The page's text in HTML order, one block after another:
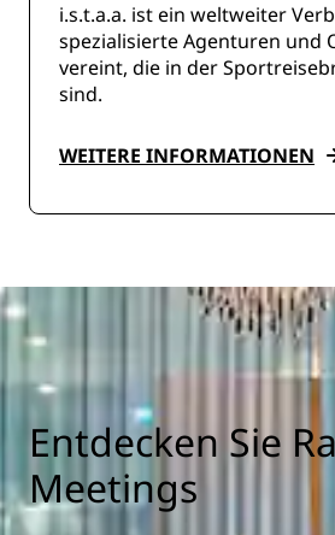
i.s.t.a.a. ist ein weltweiter
spezialisierte Agenturen und
vereint, die in der
sind.
WEITERE INFORMATIONEN
Entdecken Sie
Meetings